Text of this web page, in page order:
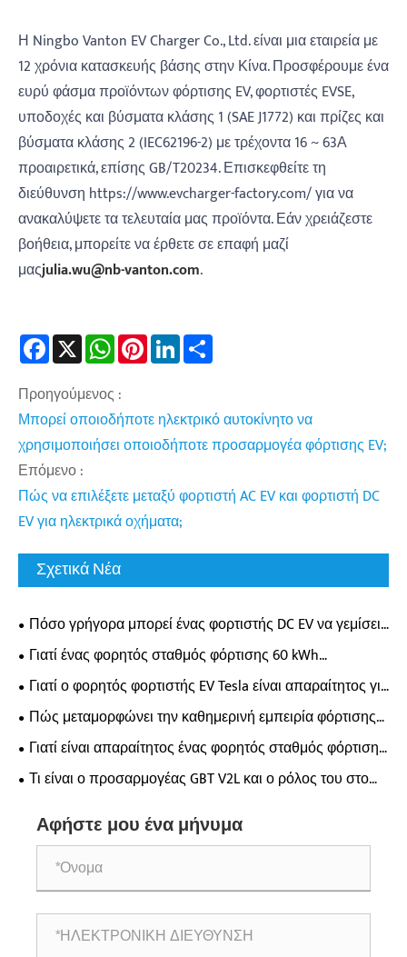
Η Ningbo Vanton EV Charger Co., Ltd. είναι μια εταιρεία με
12 χρόνια κατασκευής βάσης στην Κίνα. Προσφέρουμε ένα
ευρύ φάσμα προϊόντων φόρτισης EV, φορτιστές EVSE,
υποδοχές και βύσματα κλάσης 1 (SAE J1772) και πρίζες και
βύσματα κλάσης 2 (IEC62196-2) με τρέχοντα 16 ~ 63Α
προαιρετικά, επίσης GB/T20234. Επισκεφθείτε τη
διεύθυνση https://www.evcharger-factory.com/ για να
ανακαλύψετε τα τελευταία μας προϊόντα. Εάν χρειάζεστε
βοήθεια, μπορείτε να έρθετε σε επαφή μαζί
μαςjulia.wu@nb-vanton.com.
Facebook WhatsAppPinterestLinkedIn
Προηγούμενος :
Μπορεί οποιοδήποτε ηλεκτρικό αυτοκίνητο να
χρησιμοποιήσει οποιοδήποτε προσαρμογέα φόρτισης EV;
Επόμενο :
Πώς να επιλέξετε μεταξύ φορτιστή AC EV και φορτιστή DC
EV για ηλεκτρικά οχήματα;
Σχετικά Νέα
Πόσο γρήγορα μπορεί ένας φορτιστής DC EV να γεμίσει
πραγματικά την μπαταρία του ηλεκτρικού σας
αυτοκινήτου;
Γιατί ένας φορητός σταθμός φόρτισης 60 kWh
μεταμορφώνει την ευελιξία φόρτισης EV;
Γιατί ο φορητός φορτιστής EV Tesla είναι απαραίτητος για
τους σύγχρονους ιδιοκτήτες ηλεκτρικών οχημάτων;
Πώς μεταμορφώνει την καθημερινή εμπειρία φόρτισης
ηλεκτρικού οχήματος ένας επιτοίχιος φορτιστής AC;
Γιατί είναι απαραίτητος ένας φορητός σταθμός φόρτισης
οδικής διάσωσης 65 kWh για τη σύγχρονη υποστήριξη
έκτακτης ανάγκης EV;
Τι είναι ο προσαρμογέας GBT V2L και ο ρόλος του στο
Αφήστε μου ένα μήνυμα